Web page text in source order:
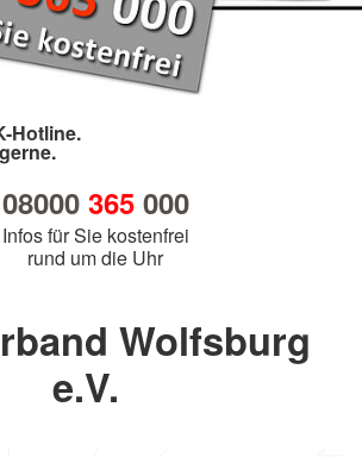
Hotline.
08000 365000
Infos für Sie kostenfrei
rund um die Uhr
Wolfsburg
e.V.